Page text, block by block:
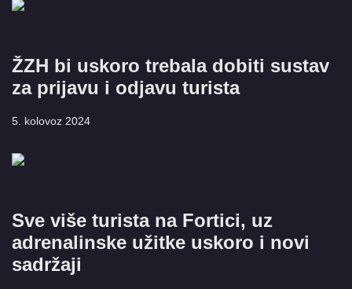
ŽZH bi uskoro trebala dobiti sustav
za prijavu i odjavu turista
5. kolovoz 2024
Sve više turista na Fortici, uz
adrenalinske užitke uskoro i novi
sadržaji